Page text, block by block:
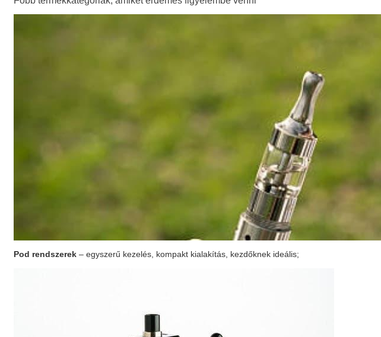
Pod rendszerek – egyszerű kezelés, kompakt kialakítás, kezdőknek ideális;